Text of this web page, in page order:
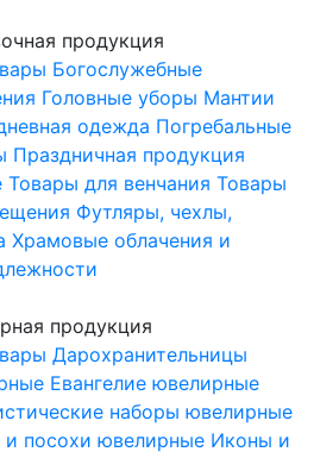
продукция
Богослужебные
Головные уборы Мантии
одежда Погребальные
Праздничная продукция
Товары для венчания Товары
Футляры, чехлы,
Храмовые облачения и
продукция
Дарохранительницы
Евангелие ювелирные
наборы ювелирные
посохи ювелирные Иконы и